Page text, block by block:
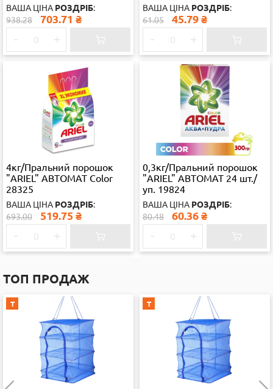
ВАША ЦІНА РОЗДРІБ:
938.28
703.71 ₴
ВАША ЦІНА РОЗДРІБ:
61.05
45.79 ₴
4кг/Пральний порошок
"ARIEL" АВТОМАТ Color
28325
ВАША ЦІНА РОЗДРІБ:
693.00
519.75 ₴
0,3кг/Пральний порошок
"ARIEL" АВТОМАТ 24 шт./
уп. 19824
ВАША ЦІНА РОЗДРІБ:
80.48
60.36 ₴
ТОП ПРОДАЖ
Т Т